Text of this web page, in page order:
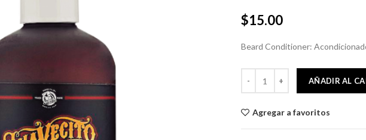
$15.00
Beard Conditioner:
AÑADIR AL
Agregar a favoritos